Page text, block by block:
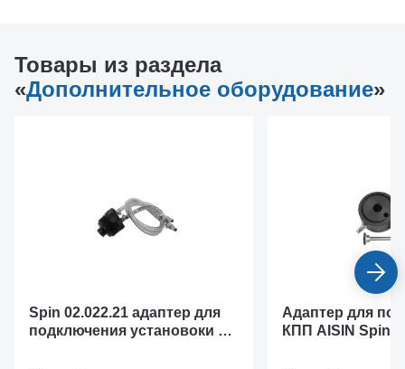
Товары из раздела
«Дополнительное оборудование»
Spin 02.022.21 адаптер для
подключения установоки к
Адаптер для
КПП AISIN Spin